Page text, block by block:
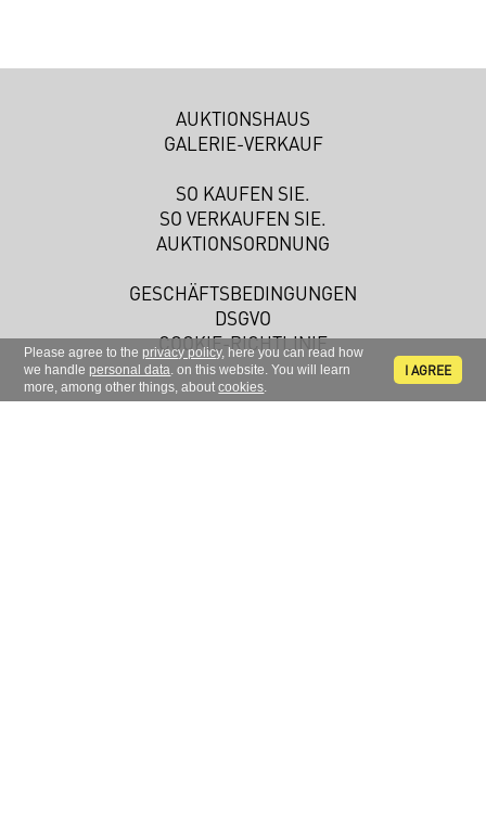
Please agree to theprivacy policy, here you can read how
we handlepersonal data. on this website. You will learn
more, among other things, aboutcookies.
I AGREE
AUKTIONSHAUS
GALERIE-VERKAUF
SO KAUFEN SIE.
SO VERKAUFEN SIE.
AUKTIONSORDNUNG
GESCHÄFTSBEDINGUNGEN
DSGVO
COOKIE-RICHTLINIE